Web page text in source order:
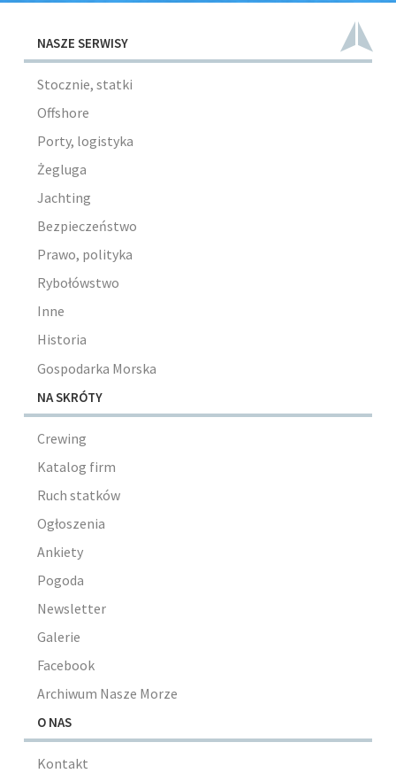
NASZE SERWISY
Stocznie, statki
Offshore
Porty, logistyka
Żegluga
Jachting
Bezpieczeństwo
Prawo, polityka
Rybołówstwo
Inne
Historia
Gospodarka Morska
NA SKRÓTY
Crewing
Katalog firm
Ruch statków
Ogłoszenia
Ankiety
Pogoda
Newsletter
Galerie
Facebook
Archiwum Nasze Morze
O NAS
Kontakt